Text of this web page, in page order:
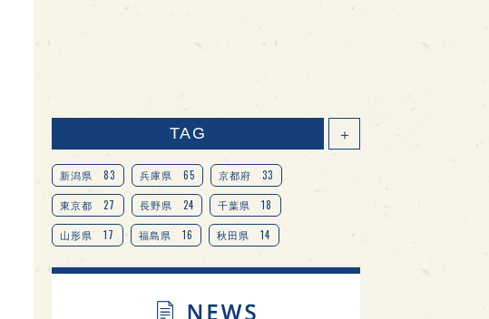
TAG ＋
新潟県 83 兵庫県 65 京都府 33
東京都 27 長野県 24 千葉県 18
山形県 17 福島県 16 秋田県 14
愛知県 14 宮城県 14 岐阜県 13